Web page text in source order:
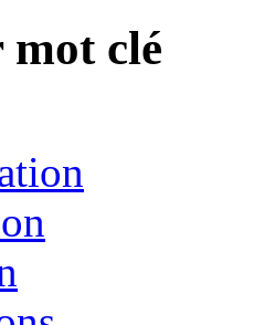
clé